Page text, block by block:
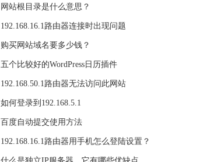
网站根目录是什么意思？
192.168.16.1路由器连接时出现问题
购买网站域名要多少钱？
五个比较好的WordPress日历插件
192.168.50.1路由器无法访问此网站
如何登录到192.168.5.1
百度自动提交使用方法
192.168.16.1路由器用手机怎么登陆设置？